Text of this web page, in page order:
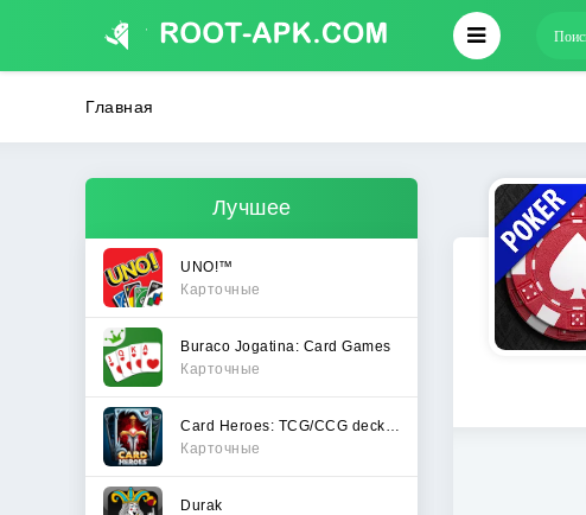
Главная
Лучшее
UNO!™
Карточные
Buraco Jogatina: Card Games
Карточные
Карточные
Durak